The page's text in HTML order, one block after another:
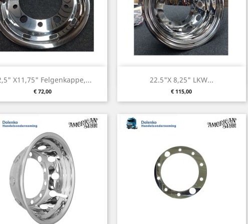
X11,75" Felgenkappe,...
Preis
€ 72,00
Vorschau 22.5"x 8,25" LKW...
Preis
€ 115,00
Vorschau